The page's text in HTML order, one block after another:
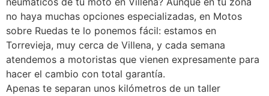
no haya muchas opciones especializadas, en Motos
sobre Ruedas te lo ponemos fácil: estamos en
Torrevieja, muy cerca de Villena, y cada semana
atendemos a motoristas que vienen expresamente para
hacer el cambio con total garantía.
Apenas te separan unos kilómetros de un taller